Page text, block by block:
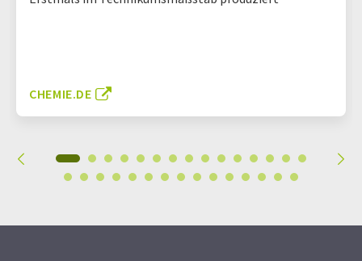
CHEMIE.DE